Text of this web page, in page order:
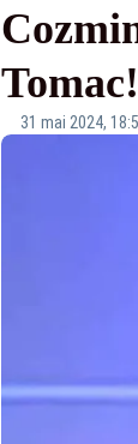
31 mai 2024,